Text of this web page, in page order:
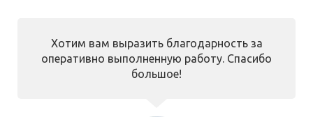
Хотим вам выразить благодарность за
оперативно выполненную работу. Спасибо
большое!